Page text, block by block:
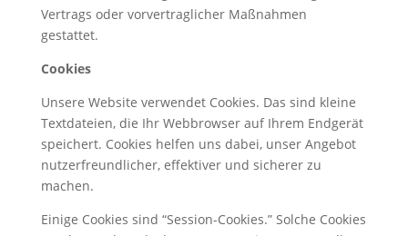
Vertrags oder vorvertraglicher Maßnahmen
gestattet.
Cookies
Unsere Website verwendet Cookies. Das sind kleine
Textdateien, die Ihr Webbrowser auf Ihrem Endgerät
speichert. Cookies helfen uns dabei, unser Angebot
nutzerfreundlicher, effektiver und sicherer zu
machen.
Einige Cookies sind “Session-Cookies.” Solche Cookies